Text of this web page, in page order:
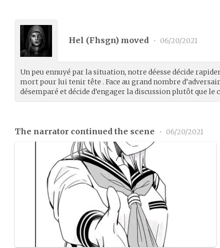
Hel (Fhsgn) moved • 06/20/2021
Un peu ennuyé par la situation, notre déesse décide
mort pour lui tenir tête . Face au grand nombre
désemparé et décide d’engager la discussion plutôt que le
The narrator continued the scene • 06/20/2021